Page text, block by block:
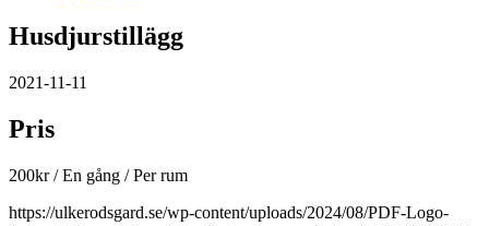
Husdjurstillägg
2021-11-11
Pris
200kr/ En gång / Per rum
https://ulkerodsgard.se/wp-content/uploads/2024/08/PDF-Logo-